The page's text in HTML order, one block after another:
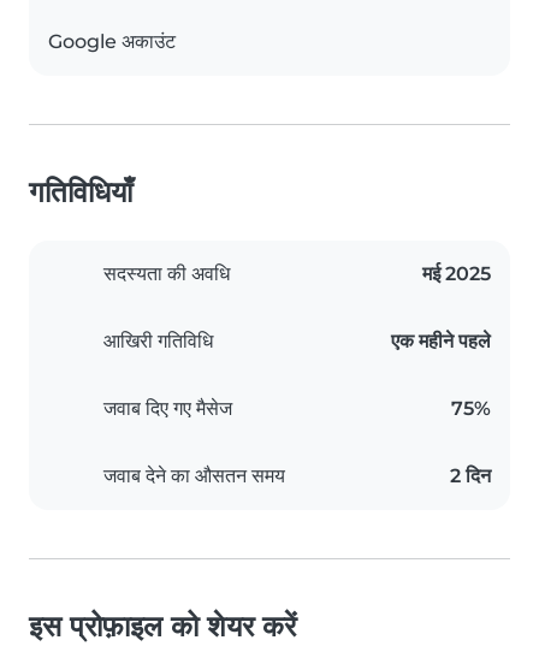
Google अकाउंट
गतिविधियाँ
सदस्यता की अवधि मई 2025
आखिरी गतिविधि एक महीने पहले
जवाब दिए गए मैसेज 75%
जवाब देने का औसतन समय 2 दिन
इस प्रोफ़ाइल को शेयर करें